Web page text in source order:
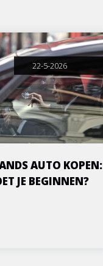
22-5-2026
AUTO KOPEN:
JE BEGINNEN?